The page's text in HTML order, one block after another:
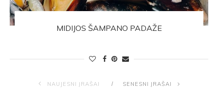
MIDIJOS ŠAMPANO PADAŽE
NAUJESNI ĮRAŠAI SENESNI ĮRAŠAI